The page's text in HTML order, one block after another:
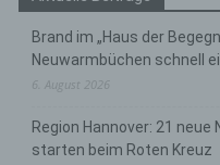
Brand im „Haus der
Neuwarmbüchen schnell
6. August 2026
Region Hannover: 21
starten beim Roten Kreuz